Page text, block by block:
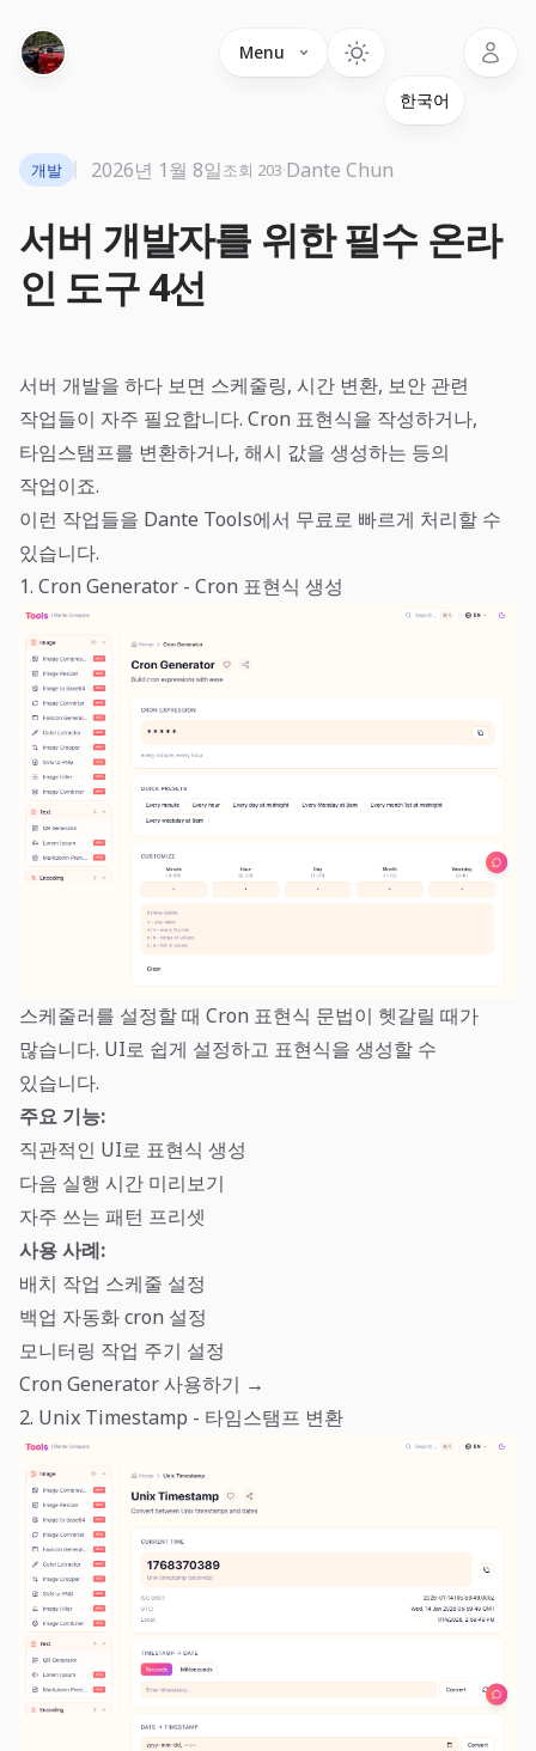
Menu
서버 개발자를 위한 필수 온라
인 도구 4선
개발 2026년 1월 8일조회 203·Dante Chun
서버 개발을 하다 보면 스케줄링, 시간 변환, 보안 관련
작업들이 자주 필요합니다. Cron 표현식을 작성하거나,
타임스탬프를 변환하거나, 해시 값을 생성하는 등의
작업이죠.
이런 작업들을 Dante Tools에서 무료로 빠르게 처리할 수
있습니다.
1. Cron Generator - Cron 표현식 생성
스케줄러를 설정할 때 Cron 표현식 문법이 헷갈릴 때가
많습니다. UI로 쉽게 설정하고 표현식을 생성할 수
있습니다.
주요 기능:
직관적인 UI로 표현식 생성
다음 실행 시간 미리보기
자주 쓰는 패턴 프리셋
사용 사례:
배치 작업 스케줄 설정
백업 자동화 cron 설정
모니터링 작업 주기 설정
Cron Generator 사용하기 →
2. Unix Timestamp - 타임스탬프 변환